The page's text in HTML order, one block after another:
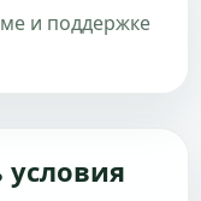
и поддержке
условия